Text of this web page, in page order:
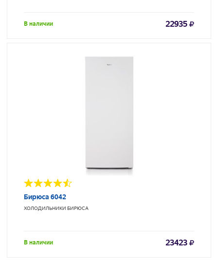
В наличии 22935
Бирюса 6042
ХОЛОДИЛЬНИКИ БИРЮСА
В наличии 23423